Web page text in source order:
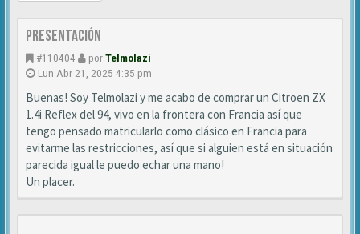
Presentación
#110404 porTelmolazi
Lun Abr 21, 2025 4:35 pm
Buenas! Soy Telmolazi y me acabo de comprar un Citroen ZX
1.4i Reflex del 94, vivo en la frontera con Francia así que
tengo pensado matricularlo como clásico en Francia para
evitarme las restricciones, así que si alguien está en situación
parecida igual le puedo echar una mano!
Un placer.